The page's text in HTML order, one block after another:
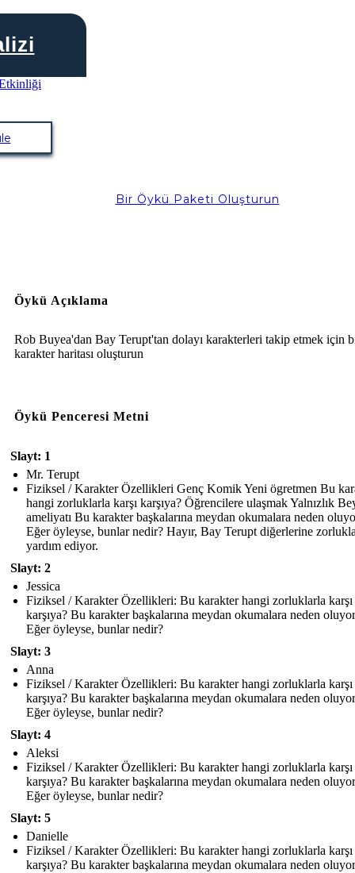
Bir Öykü Paketi Oluşturun
Öykü Açıklama
Rob Buyea'dan Bay Terupt'tan dolayı karakterleri takip etmek için
karakter haritası oluşturun
Öykü Penceresi Metni
Slayt: 1
Mr. Terupt
Fiziksel / Karakter Özellikleri Genç Komik Yeni ögretmen Bu
hangi zorluklarla karşı karşıya? Öğrencilere ulaşmak Yalnızlık
ameliyatı Bu karakter başkalarına meydan okumalara neden
Eğer öyleyse, bunlar nedir? Hayır, Bay Terupt diğerlerine
yardım ediyor.
Slayt: 2
Jessica
Fiziksel / Karakter Özellikleri: Bu karakter hangi zorluklarla karşı
karşıya? Bu karakter başkalarına meydan okumalara neden
Eğer öyleyse, bunlar nedir?
Slayt: 3
Anna
Fiziksel / Karakter Özellikleri: Bu karakter hangi zorluklarla karşı
karşıya? Bu karakter başkalarına meydan okumalara neden
Eğer öyleyse, bunlar nedir?
Slayt: 4
Aleksi
Fiziksel / Karakter Özellikleri: Bu karakter hangi zorluklarla karşı
karşıya? Bu karakter başkalarına meydan okumalara neden
Eğer öyleyse, bunlar nedir?
Slayt: 5
Danielle
Fiziksel / Karakter Özellikleri: Bu karakter hangi zorluklarla karşı
karşıya? Bu karakter başkalarına meydan okumalara neden